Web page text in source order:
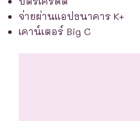
จ่ายผ่านแอปธนาคาร K+
เคาน์เตอร์ Big C